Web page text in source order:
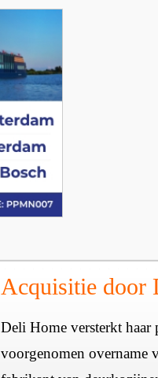
Acquisitie door
Deli Home versterkt haar
voorgenomen overname